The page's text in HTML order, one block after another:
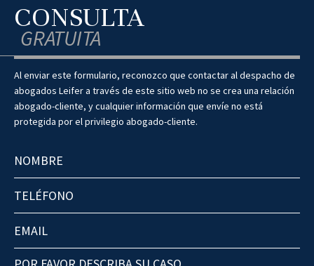
CONSULTA
GRATUITA
Al enviar este formulario, reconozco que contactar al despacho de
abogados Leifer a través de este sitio web no se crea una relación
abogado-cliente, y cualquier información que envíe no está
protegida por el privilegio abogado-cliente.